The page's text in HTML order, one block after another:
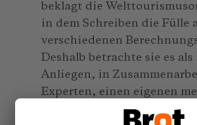
beklagt die
in dem Schreiben die Fülle
verschiedenen
Deshalb betrachte sie es
Anliegen, in
Experten, einen eigenen
Standard zu schaffen. EED